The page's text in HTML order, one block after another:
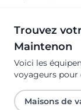
Trouvez
Maintenon
Voici les
voyageurs pour
Maisons de